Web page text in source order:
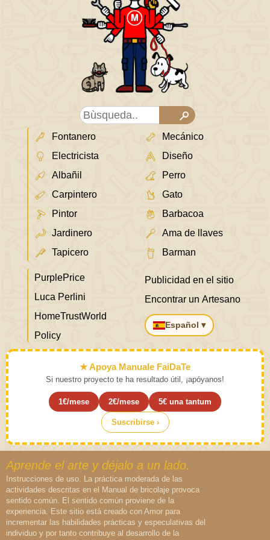
Fontanero
Electricista
Albañil
Carpintero
Pintor
Jardinero
Tapicero
Mecánico
Diseño
Perro
Gato
Barbacoa
Ama de llaves
Barman
PurplePrice
Luca Perlini
HomeTrustWorld
Policy
Publicidad en el sitio
Encontrar un Artesano
Español ▾
★ Apoya Manuale FaiDaTe
Si nuestro proyecto te ha resultado útil, ¡apóyanos!
1€/mese 2€/mese 5€ una tantum
Suscribirse ›
Aprende el arte y déjalo a un lado.
Instrucciones de uso. La práctica moderada de las
actividades descritas en el Manual de bricolaje provoca
sentido común. El sentido común proviene de la
experiencia. Este sitio está creado con Amor para
incrementar las habilidades prácticas y especulativas del
individuo y por tanto contribuye al desarrollo de la